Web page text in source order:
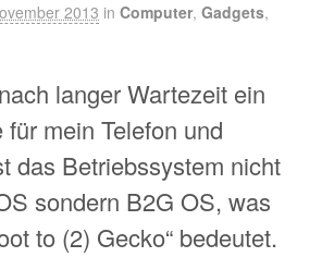
2013 in Computer, Gadgets,
langer Wartezeit ein
mein Telefon und
das Betriebssystem nicht
sondern B2G OS, was
to (2) Gecko“ bedeutet.